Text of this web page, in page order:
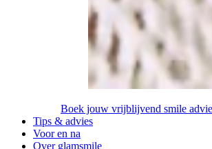
Boek jouw vrijblijvend smile
Tips & advies
Voor en na
Over glamsmile